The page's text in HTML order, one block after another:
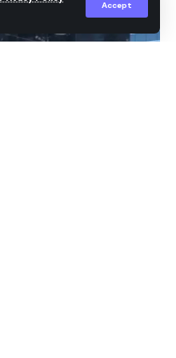
Accept